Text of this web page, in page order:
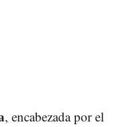
, encabezada por el